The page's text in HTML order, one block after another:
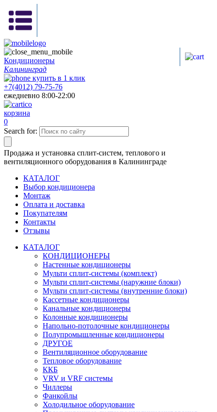
Кондиционеры
Калининград
купить в 1 клик
+7(4012) 79-75-76
ежедневно 8:00-22:00
корзина
0
Search for:
Продажа и установка сплит-систем, теплового и
вентиляционного оборудования в Калининграде
КАТАЛОГ
Выбор кондиционера
Монтаж
Оплата и доставка
Покупателям
Контакты
Отзывы
КАТАЛОГ
КОНДИЦИОНЕРЫ
Настенные кондиционеры
Мульти сплит-системы (комплект)
Мульти сплит-системы (наружние блоки)
Мульти сплит-системы (внутренние блоки)
Кассетные кондиционеры
Канальные кондиционеры
Колонные кондиционеры
Напольно-потолочные кондиционеры
Полупромышленные кондиционеры
ДРУГОЕ
Вентиляционное оборудование
Тепловое оборудование
ККБ
VRV и VRF системы
Чиллеры
Фанкойлы
Холодильное оборудование